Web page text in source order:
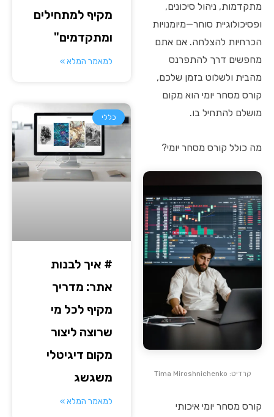
מתקדמות, ניהול סיכונים,
ופסיכולוגיית סוחר—מיומנויות
הכרחיות להצלחה. אם אתם
מחפשים דרך להתפרנס
מהבית ולשלוט בזמן שלכם,
קורס מסחר יומי הוא מקום
מושלם להתחיל בו.
מה כולל קורס מסחר יומי?
קרדיט: Tima Miroshnichenko
קורס מסחר יומי איכותי
מקיף למתחילים
ומתקדמים"
למאמר המלא »
כללי
# איך לבנות
אתר: מדריך
מקיף לכל מי
שרוצה ליצור
מקום דיגיטלי
משגשג
למאמר המלא »